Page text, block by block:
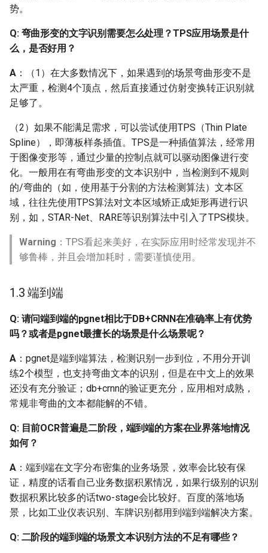
Q: 弯曲文本（如略微形变
的文档图像）漏检问题
Q：如何识别文字比较长
的文本？
Q：如何识别带空格的英
文行文本图像？
Q：弯曲文本有试过
opencv的TPS进行弯曲校
正吗？
Q: 如何识别招牌或者广告
图中的艺术字？
Q: 使用预训练模型进行预
测，对于特定字符识别识
别效果较差，怎么解决？
Q: 在使用训练好的识别模
型进行预测的时候，发现
有很多重复的字，这个怎
么解决呢？
Q: 图像正常识别出来的文
字是OK的，旋转90度后识
有什么方法可以优化？
Q: 如何识别竹简上的古
文？
Q: 只想要识别票据中的部
势。
Q: 弯曲形变的文字识别需要怎么处理？TPS应用场景是什
么，是否好用？
A ：（1）在大多数情况下，如果遇到的场景弯曲形变不是
太严重，检测4个顶点，然后直接通过仿射变换转正识别就
足够了。
（2）如果不能满足需求，可以尝试使用TPS（Thin Plate
Spline），即薄板样条插值。TPS是一种插值算法，经常用
于图像变形等，通过少量的控制点就可以驱动图像进行变
化。一般用在有弯曲形变的文本识别中，当检测到不规则
的/弯曲的（如，使用基于分割的方法检测算法）文本区
域，往往先使用TPS算法对文本区域矫正成矩形再进行识
别，如，STAR-Net、RARE等识别算法中引入了TPS模块。
Warning ：TPS看起来美好，在实际应用时经常发现并不
够鲁棒，并且会增加耗时，需要谨慎使用。
1.3 端到端
Q: 请问端到端的pgnet相比于DB+CRNN在准确率上有优势
吗？或者是pgnet最擅长的场景是什么场景呢？
A ：pgnet是端到端算法，检测识别一步到位，不用分开训
练2个模型，也支持弯曲文本的识别，但是在中文上的效果
还没有充分验证；db+crnn的验证更充分，应用相对成熟，
常规非弯曲的文本都能解的不错。
Q: 目前OCR普遍是二阶段，端到端的方案在业界落地情况
如何？
A ：端到端在文字分布密集的业务场景，效率会比较有保
证，精度的话看自己业务数据积累情况，如果行级别的识别
数据积累比较多的话two-stage会比较好。百度的落地场
景，比如工业仪表识别、车牌识别都用到端到端解决方案。
Q: 二阶段的端到端的场景文本识别方法的不足有哪些？